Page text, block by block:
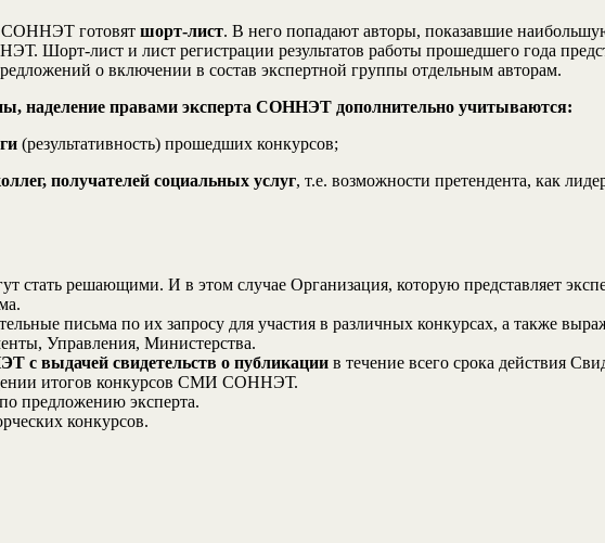
СОННЭТ готовят шорт-лист. В него попадают авторы, показавшие
лист и лист регистрации результатов работы прошедшего года
о включении в состав экспертной группы отдельным авторам.
наделение правами эксперта СОННЭТ дополнительно учитываются:
(результативность) прошедших конкурсов;
получателей социальных услуг, т.е. возможности претендента, как
стать решающими. И в этом случае Организация, которую представляет
письма по их запросу для участия в различных конкурсах, а также
Управления, Министерства.
с выдачей свидетельств о публикации в течение всего срока действия
итогов конкурсов СМИ СОННЭТ.
предложению эксперта.
конкурсов.